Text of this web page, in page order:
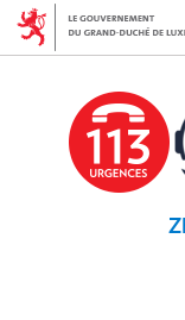
Aller
Aller
LANGUE